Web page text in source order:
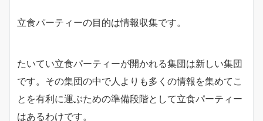
立食パーティーの目的は情報収集です。
たいてい立食パーティーが開かれる集団は新しい集団
です。その集団の中で人よりも多くの情報を集めてこ
とを有利に運ぶための準備段階として立食パーティー
はあるわけです。